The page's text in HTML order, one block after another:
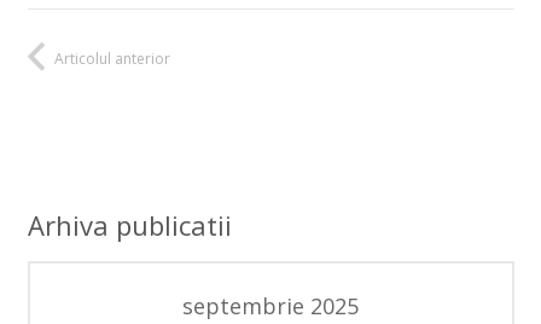
Articolul anterior
Arhiva publicatii
septembrie 2025